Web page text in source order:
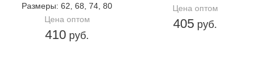
Размеры: 62, 68, 74, 80
Цена оптом
410 руб.
Цена оптом
405 руб.